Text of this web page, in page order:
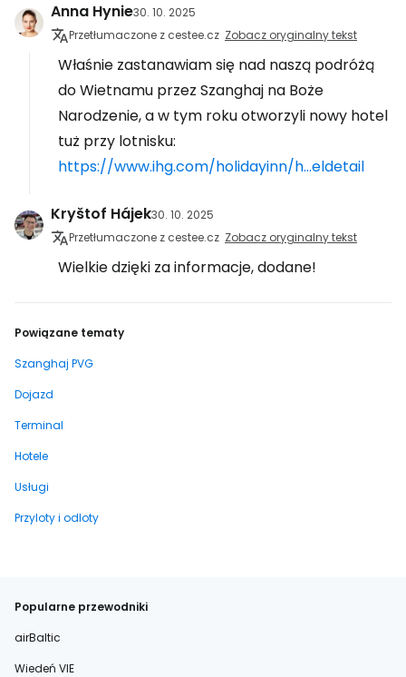
Anna Hynie30. 10. 2025
Przetłumaczone z cestee.cz Zobacz oryginalny tekst
Właśnie zastanawiam się nad naszą podróżą
do Wietnamu przez Szanghaj na Boże
Narodzenie, a w tym roku otworzyli nowy hotel
tuż przy lotnisku:
https://www.ihg.com/holidayinn/h...eldetail
Kryštof Hájek30. 10. 2025
Przetłumaczone z cestee.cz Zobacz oryginalny tekst
Wielkie dzięki za informacje, dodane!
Powiązane tematy
Szanghaj PVG
Dojazd
Terminal
Hotele
Usługi
Przyloty i odloty
Popularne przewodniki
airBaltic
Wiedeń VIE